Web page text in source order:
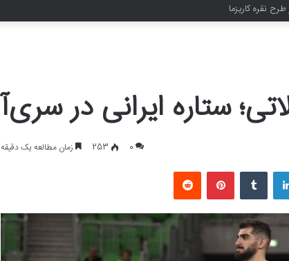
نقره کاریزما
ستاره ایرانی در سری‌آ
0
253 زمان مطالعه یک دقیقه
لینکداین پینتریست